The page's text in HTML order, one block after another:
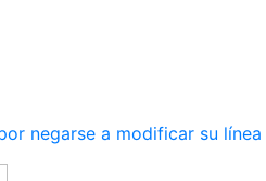
negarse a modificar su